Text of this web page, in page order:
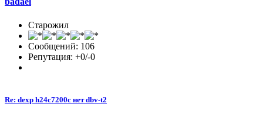
Старожил
Сообщений: 106
Репутация: +0/-0
Re: dexp h24c7200c нет dbv-t2